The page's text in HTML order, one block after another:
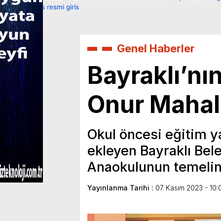
primebahis resmi giris
Genel Haberler
Onur
Okul öncesi eğitim
ekleyen Bayraklı
Anaokulunun
Yayınlanma Tarihi : 07 Kasım 2023 -